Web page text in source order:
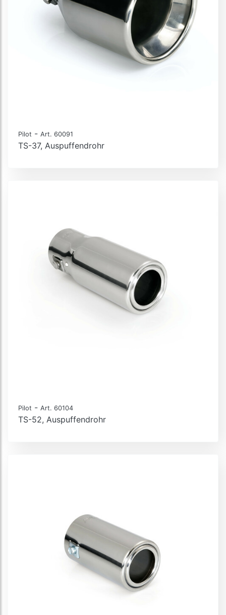
Pilot - Art. 60091
TS-37, Auspuffendrohr
Pilot - Art. 60104
TS-52, Auspuffendrohr